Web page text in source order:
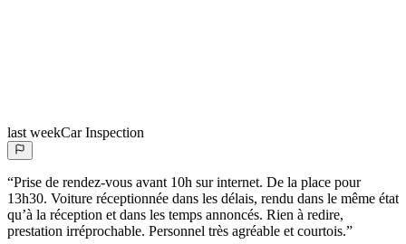
last weekCar Inspection
“Prise de rendez-vous avant 10h sur internet. De la place pour
13h30. Voiture réceptionnée dans les délais, rendu dans le même état
qu’à la réception et dans les temps annoncés. Rien à redire,
prestation irréprochable. Personnel très agréable et courtois.”